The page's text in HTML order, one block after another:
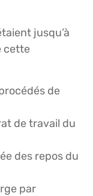
jusqu’à
cette
de
de travail du
des repos du
par